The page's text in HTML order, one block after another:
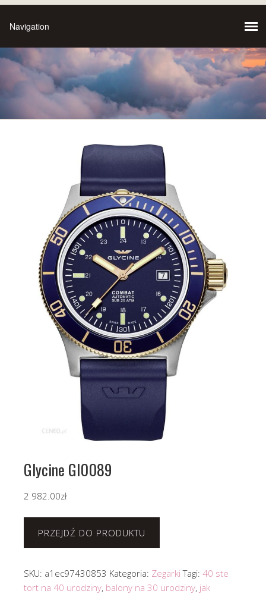
Glycine Gl0089
2 982.00zł
PRZEJDŹ DO PRODUKTU
SKU: a1ec97430853 Kategoria: Zegarki Tagi: 40 ste
tort na 40 urodziny, balony na 30 urodziny, jak